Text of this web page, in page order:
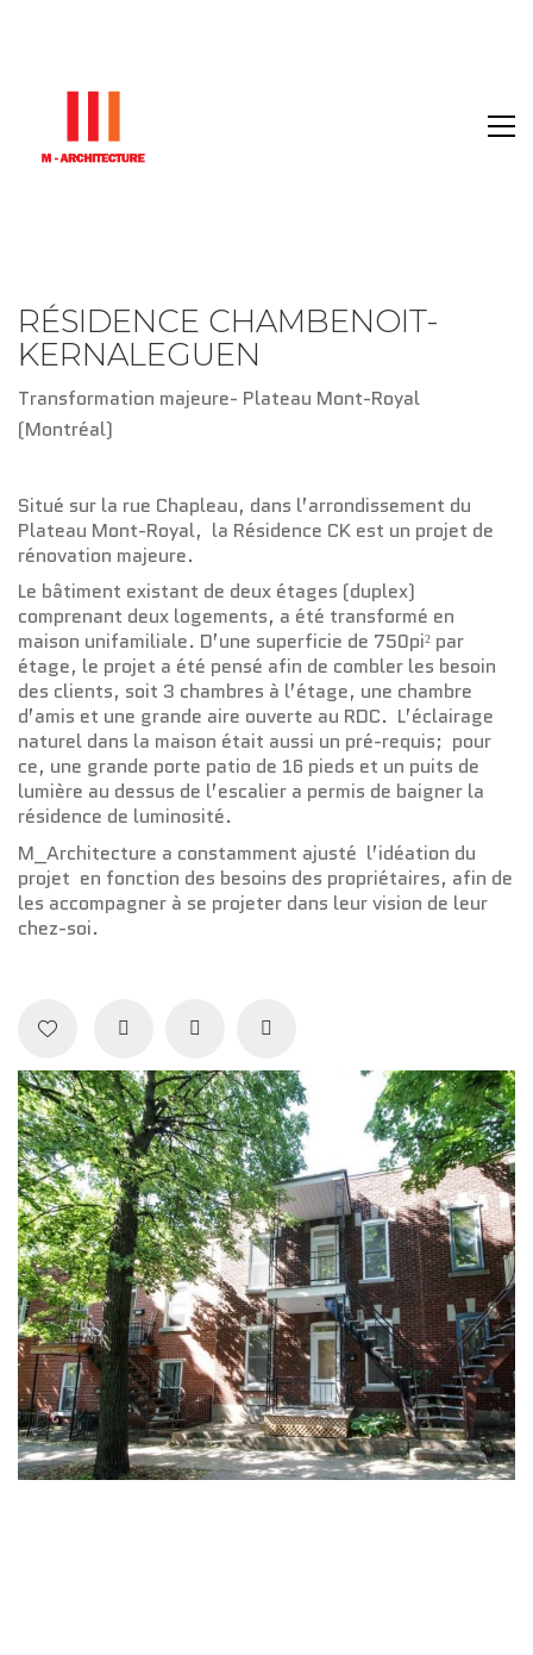
RÉSIDENCE CHAMBENOIT-
KERNALEGUEN
Transformation majeure- Plateau Mont-Royal
(Montréal)
Situé sur la rue Chapleau, dans l’arrondissement du
Plateau Mont-Royal, la Résidence CK est un projet de
rénovation majeure.
Le bâtiment existant de deux étages (duplex)
comprenant deux logements, a été transformé en
maison unifamiliale. D’une superficie de 750pi² par
étage, le projet a été pensé afin de combler les besoin
des clients, soit 3 chambres à l’étage, une chambre
d’amis et une grande aire ouverte au RDC. L’éclairage
naturel dans la maison était aussi un pré-requis; pour
ce, une grande porte patio de 16 pieds et un puits de
lumière au dessus de l’escalier a permis de baigner la
résidence de luminosité.
M_Architecture a constamment ajusté l’idéation du
projet en fonction des besoins des propriétaires, afin de
les accompagner à se projeter dans leur vision de leur
chez-soi.